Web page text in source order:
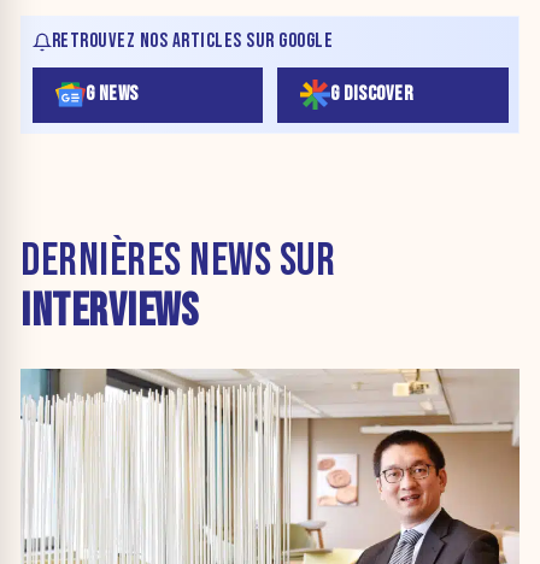
RETROUVEZ NOS ARTICLES SUR GOOGLE
G NEWS G DISCOVER
DERNIÈRES NEWS SUR
INTERVIEWS